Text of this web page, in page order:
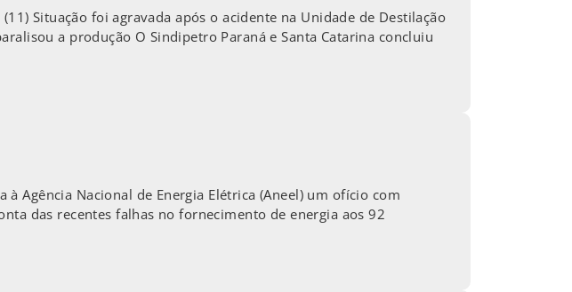
Situação foi agravada após o acidente na Unidade de Destilação
a produção O Sindipetro Paraná e Santa Catarina concluiu
Agência Nacional de Energia Elétrica (Aneel) um ofício com
das recentes falhas no fornecimento de energia aos 92